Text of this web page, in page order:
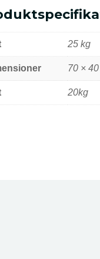
25 kg
70 ×
20kg